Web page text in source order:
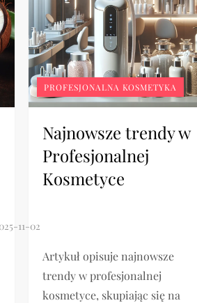
PROFESJONALNA KOSMETYKA
Najnowsze trendy w
Profesjonalnej
Kosmetyce
Artykuł opisuje najnowsze
trendy w profesjonalnej
kosmetyce, skupiając się na